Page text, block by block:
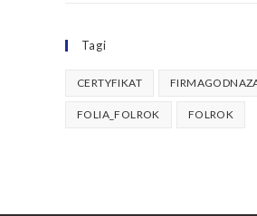
Tagi
CERTYFIKAT
FOLIA_FOLROK FOLROK